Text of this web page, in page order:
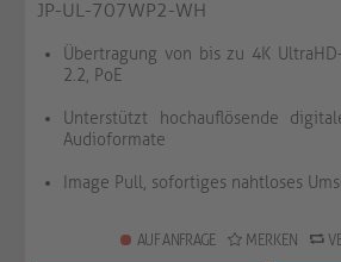
JP-UL-707WP2-WH
Übertragung von bis zu 4K
2.2, PoE
Unterstützt hochauflösende
Audioformate
Image Pull, sofortiges nahtloses
AUF ANFRAGE MERKEN